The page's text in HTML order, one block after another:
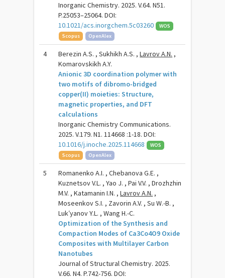
Inorganic Chemistry. 2025. V.64. N51.
P.25053–25064. DOI:
10.1021/acs.inorgchem.5c03260
WOS
Scopus
OpenAlex
4 Berezin A.S. , Sukhikh A.S. ,Lavrov A.N. ,
Komarovskikh A.Y.
Anionic 3D coordination polymer with
two motifs of dibromo-bridged
copper(II) moieties: Structure,
magnetic properties, and DFT
calculations
Inorganic Chemistry Communications.
2025. V.179. N1. 114668 :1-18. DOI:
10.1016/j.inoche.2025.114668
WOS
Scopus
OpenAlex
5
Romanenko A.I. , Chebanova G.E. ,
Kuznetsov V.L. , Yao J. , Pai V.V. , Drozhzhin
M.V. , Katamanin I.N. ,Lavrov A.N. ,
Moseenkov S.I. , Zavorin A.V. , Su W.-B. ,
Luk′yanov Y.L. , Wang H.-C.
Optimization of the Synthesis and
Compaction Modes of Ca3Co4O9 Oxide
Composites with Multilayer Carbon
Nanotubes
Journal of Structural Chemistry. 2025.
V.66. N4. P.742-756. DOI: